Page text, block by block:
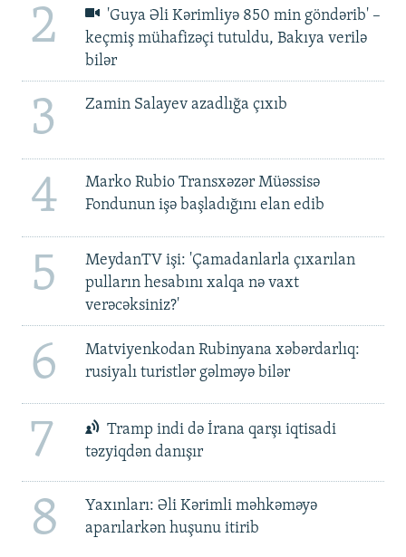
2
'Guya Əli Kərimliyə 850 min göndərib' –
keçmiş mühafizəçi tutuldu, Bakıya verilə
bilər
3 Zamin Salayev azadlığa çıxıb
4
Marko Rubio Transxəzər Müəssisə
Fondunun işə başladığını elan edib
5
MeydanTV işi: 'Çamadanlarla çıxarılan
pulların hesabını xalqa nə vaxt
verəcəksiniz?'
6
Matviyenkodan Rubinyana xəbərdarlıq:
rusiyalı turistlər gəlməyə bilər
7
Tramp indi də İrana qarşı iqtisadi
təzyiqdən danışır
8
Yaxınları: Əli Kərimli məhkəməyə
aparılarkən huşunu itirib